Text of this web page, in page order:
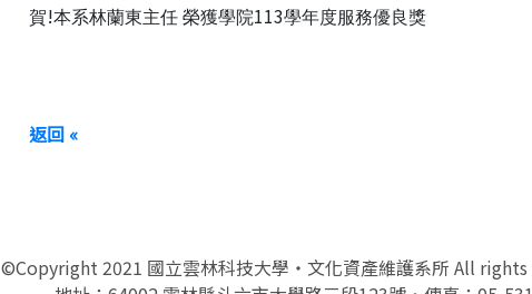
賀!本系林蘭東主任 榮獲學院113學年度服務優良獎
返回 «
©Copyright 2021 國立雲林科技大學‧文化資產維護系所 All